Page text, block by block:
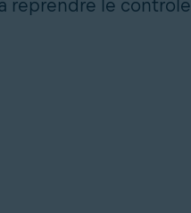
reprendre le contrôle